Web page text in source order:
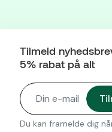
Tilmeld
5% rabat på alt
Du kan framelde dig